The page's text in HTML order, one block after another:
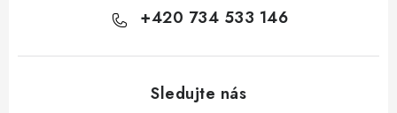
+420 734 533 146